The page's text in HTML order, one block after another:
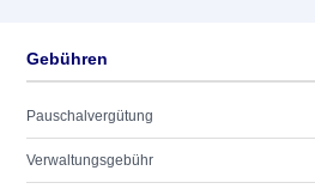
Gebühren
Pauschalvergütung
Verwaltungsgebühr